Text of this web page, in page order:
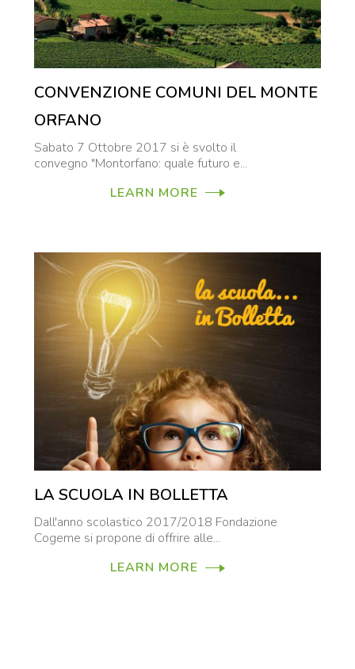
CONVENZIONE COMUNI DEL MONTE
ORFANO
Sabato 7 Ottobre 2017 si è svolto il
convegno "Montorfano: quale futuro e...
LEARN MORE
LA SCUOLA IN BOLLETTA
Dall'anno scolastico 2017/2018 Fondazione
Cogeme si propone di offrire alle...
LEARN MORE